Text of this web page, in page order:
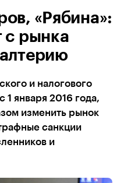
«Рябина»:
с рынка
и налогового
1 января 2016 года,
изменить рынок
санкции
и